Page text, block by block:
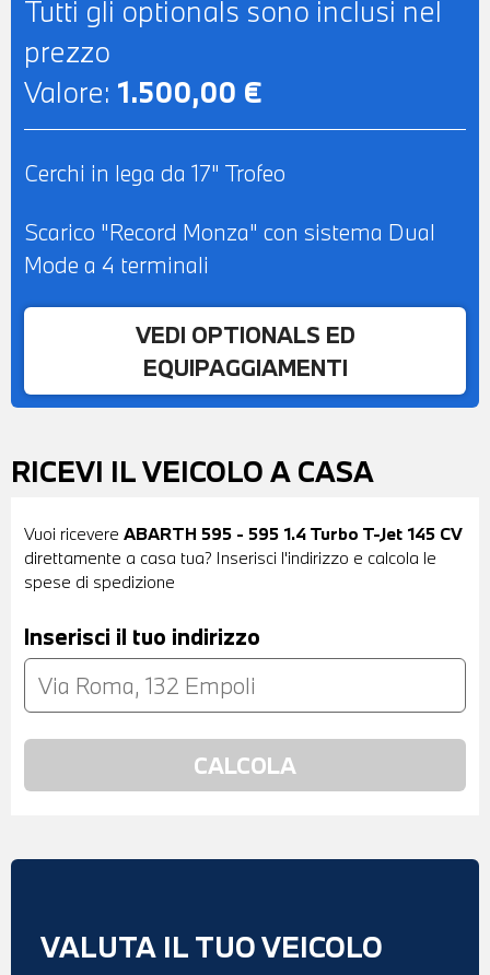
Tutti gli optionals sono inclusi nel
prezzo
Valore: 1.500,00 €
Cerchi in lega da 17" Trofeo
Scarico "Record Monza" con sistema Dual
Mode a 4 terminali
VEDI OPTIONALS ED
EQUIPAGGIAMENTI
RICEVI IL VEICOLO A CASA
Vuoi ricevere ABARTH 595 - 595 1.4 Turbo T-Jet 145 CV
direttamente a casa tua? Inserisci l'indirizzo e calcola le
spese di spedizione
Inserisci il tuo indirizzo
VALUTA IL TUO VEICOLO